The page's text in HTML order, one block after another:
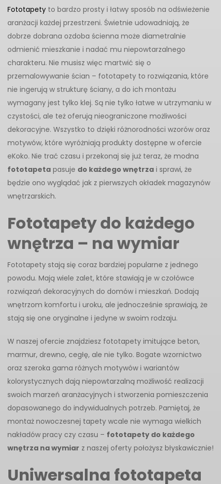
Fototapety to bardzo prosty i łatwy sposób na odświeżenie
aranżacji każdej przestrzeni. Świetnie udowadniają, że
dobrze dobrana ozdoba ścienna może diametralnie
odmienić mieszkanie i nadać mu niepowtarzalnego
charakteru. Nie musisz więc martwić się o
przemalowywanie ścian – fototapety to rozwiązania, które
nie ingerują w strukturę ściany, a do ich montażu
wymagany jest tylko klej. Są nie tylko łatwe w utrzymaniu w
czystości, ale też oferują nieograniczone możliwości
dekoracyjne. Wszystko to dzięki różnorodności wzorów oraz
motywów, które wyróżniają produkty dostępne w ofercie
eKoko. Nie trać czasu i przekonaj się już teraz, że modna
fototapeta pasuje do każdego wnętrza i sprawi, że
będzie ono wyglądać jak z pierwszych okładek magazynów
wnętrzarskich.
Fototapety do każdego
wnętrza – na wymiar
Fototapety stają się coraz bardziej popularne z jednego
powodu. Mają wiele zalet, które stawiają je w czołówce
rozwiązań dekoracyjnych do domów i mieszkań. Dodają
wnętrzom komfortu i uroku, ale jednocześnie sprawiają, że
stają się one oryginalne i jedyne w swoim rodzaju.
W naszej ofercie znajdziesz fototapety imitujące beton,
marmur, drewno, cegłę, ale nie tylko. Bogate wzornictwo
oraz szeroka gama różnych motywów i wariantów
kolorystycznych dają niepowtarzalną możliwość realizacji
swoich marzeń aranżacyjnych i stworzenia pomieszczenia
dopasowanego do indywidualnych potrzeb. Pamiętaj, że
montaż nowoczesnej tapety wcale nie wymaga wielkich
nakładów pracy czy czasu – fototapety do każdego
wnętrza na wymiar z naszej oferty położysz błyskawicznie!
Uniwersalna fototapeta